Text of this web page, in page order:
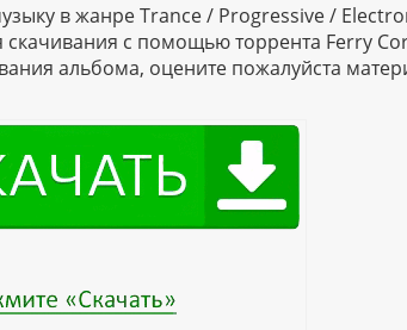
в жанре Trance / Progressive /
с помощью торрента Ferry
альбома, оцените пожалуйста